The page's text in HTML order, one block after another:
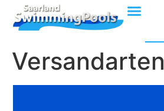
Versandarten